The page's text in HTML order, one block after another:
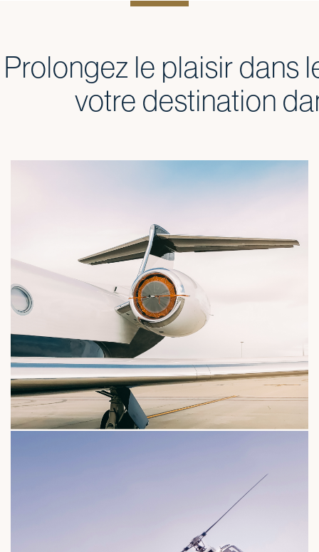
Prolongez le plaisir dans
votre destination
certifié et une expérience de vol
les standards VIP Limousine France.